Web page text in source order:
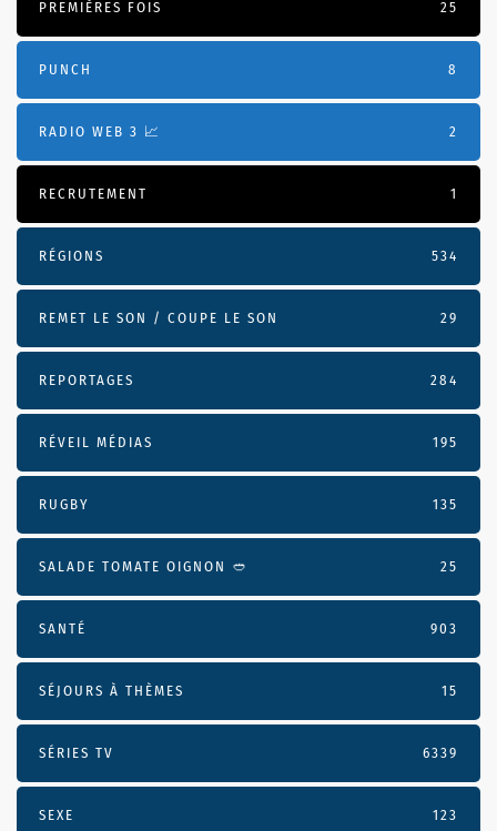
PREMIÈRES FOIS 25
PUNCH 8
RADIO WEB 3 📈 2
RECRUTEMENT 1
RÉGIONS 534
REMET LE SON / COUPE LE SON 29
REPORTAGES 284
RÉVEIL MÉDIAS 195
RUGBY 135
SALADE TOMATE OIGNON 🥙 25
SANTÉ 903
SÉJOURS À THÈMES 15
SÉRIES TV 6339
SEXE 123